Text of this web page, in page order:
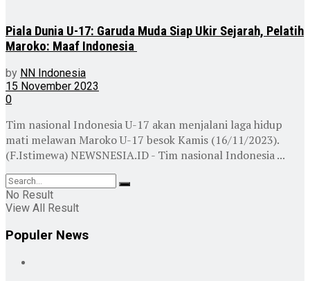
Piala Dunia U-17: Garuda Muda Siap Ukir Sejarah, Pelatih
Maroko: Maaf Indonesia
by NN Indonesia
15 November 2023
0
Tim nasional Indonesia U-17 akan menjalani laga hidup
mati melawan Maroko U-17 besok Kamis (16/11/2023).
(F.Istimewa) NEWSNESIA.ID - Tim nasional Indonesia ...
No Result
View All Result
Populer News